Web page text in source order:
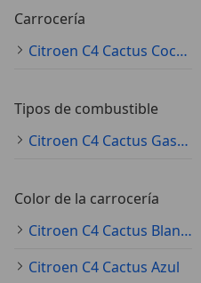
Carrocería
Citroen C4 Cactus Coche pequeño
Tipos de combustible
Citroen C4 Cactus Gasolina
Color de la carrocería
Citroen C4 Cactus Blanco
Citroen C4 Cactus Azul